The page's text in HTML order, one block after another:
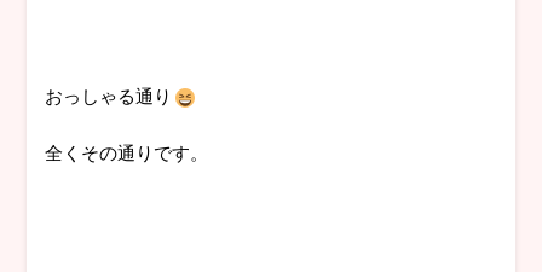
おっしゃる通り
全くその通りです。